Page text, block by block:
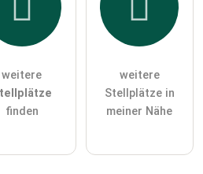
die .
Abbrechen
öffentliche Fragen sind
weitere
finden
weitere
Stellplätze in
meiner Nähe